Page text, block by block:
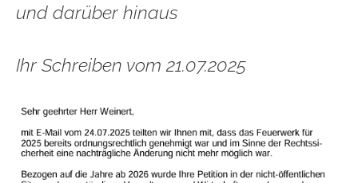
und darüber hinaus
Ihr Schreiben vom 21.07.2025